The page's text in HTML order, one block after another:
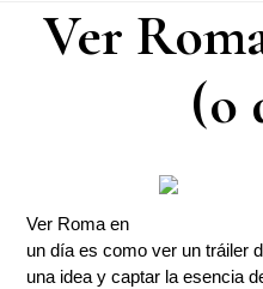
Ver
(o
Ver Roma en
un día es como ver un tráiler
una idea y captar la esencia